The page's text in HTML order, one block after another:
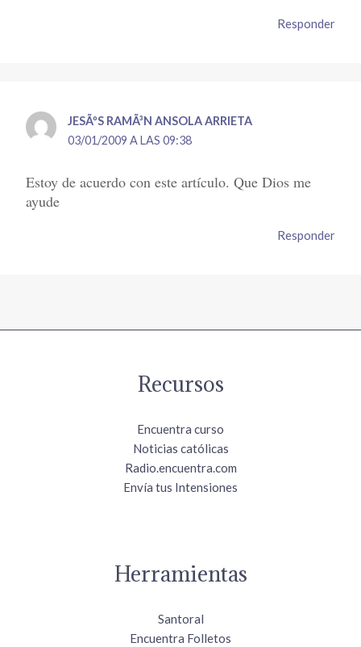
Responder
JESÃºS RAMÃ³N ANSOLA ARRIETA
03/01/2009 A LAS 09:38
Estoy de acuerdo con este artículo. Que Dios me
ayude
Responder
Recursos
Encuentra curso
Noticias católicas
Radio.encuentra.com
Envía tus Intensiones
Herramientas
Santoral
Encuentra Folletos